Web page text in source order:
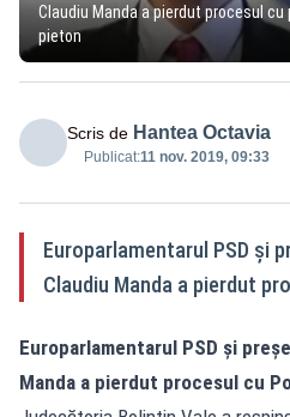
Claudiu Manda a pierdut procesul
pieton
Scris de Hantea Octavia
Publicat:11 nov. 2019, 09:33
Europarlamentarul PSD şi
Claudiu Manda a pierdut
Europarlamentarul PSD şi
Manda a pierdut procesul cu